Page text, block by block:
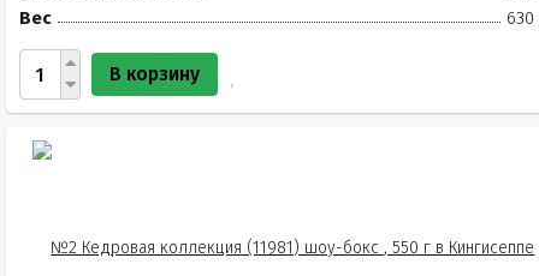
Вес
630
В корзину